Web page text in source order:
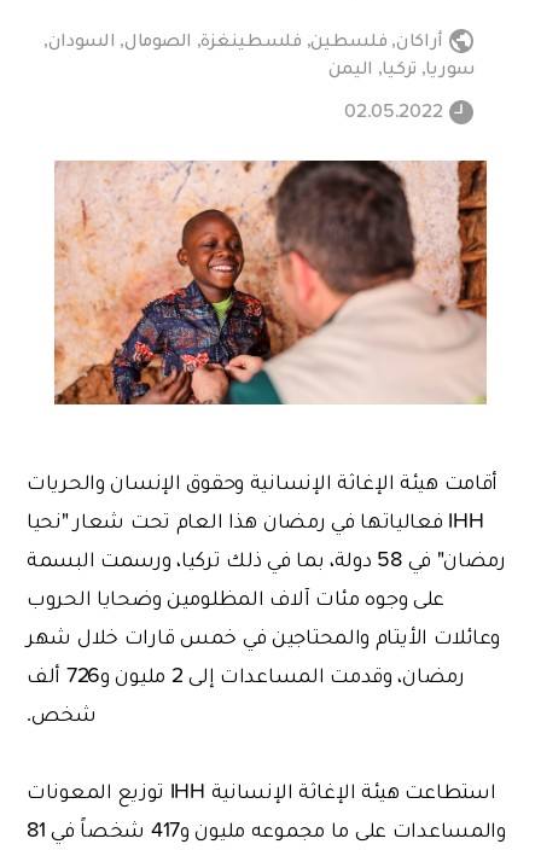
أراكان, فلسطين, فلسطينغزة, الصومال, السودان,
سوريا, تركيا, اليمن
02.05.2022
أقامت هيئة الإغاثة الإنسانية وحقوق الإنسان والحريات
IHH فعالياتها في رمضان هذا العام تحت شعار "نحيا
رمضان" في 58 دولة، بما في ذلك تركيا، ورسمت البسمة
على وجوه مئات آلاف المظلومين وضحايا الحروب
وعائلات الأيتام والمحتاجين في خمس قارات خلال شهر
رمضان، وقدمت المساعدات إلى 2 مليون و726 ألف
شخص.
استطاعت هيئة الإغاثة الإنسانية IHH توزيع المعونات
والمساعدات على ما مجموعه مليون و417 شخصاً في 81